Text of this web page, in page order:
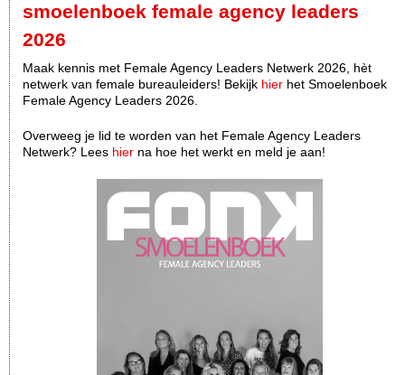
smoelenboek female agency leaders
2026
Maak kennis met Female Agency Leaders Netwerk 2026, hèt
netwerk van female bureauleiders! Bekijk hier het Smoelenboek
Female Agency Leaders 2026.
Overweeg je lid te worden van het Female Agency Leaders
Netwerk? Lees hier na hoe het werkt en meld je aan!